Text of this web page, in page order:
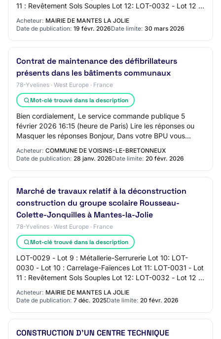
11 : Revêtement Sols Souples Lot 12: LOT-0032 - Lot 12 :
Acheteur: MAIRIE DE MANTES LA JOLIE
Date de publication: 19 févr. 2026Date limite: 30 mars 2026
Contrat de maintenance des défibrillateurs
présents dans les bâtiments communaux
78-Yvelines · West Europe · France
Mot-clé trouvé dans la description
Bien cordialement, Le service commande publique 5
février 2026 16:15 (heure de Paris) Lire les réponses ou
Masquer les réponses Bonjour, Dans votre BPU vous
Acheteur: COMMUNE DE VOISINS-LE-BRETONNEUX
Date de publication: 28 janv. 2026Date limite: 20 févr. 2026
Marché de travaux relatif à la déconstruction
construction du groupe scolaire Rousseau-
Colette-Jonquilles à Mantes-la-Jolie
78-Yvelines · West Europe · France
Mot-clé trouvé dans la description
LOT-0029 - Lot 9 : Métallerie-Serrurerie Lot 10: LOT-
0030 - Lot 10 : Carrelage-Faïences Lot 11: LOT-0031 - Lot
11 : Revêtement Sols Souples Lot 12: LOT-0032 - Lot 12 :
Acheteur: MAIRIE DE MANTES LA JOLIE
Date de publication: 7 déc. 2025Date limite: 20 févr. 2026
CONSTRUCTION D'UN CENTRE TECHNIQUE